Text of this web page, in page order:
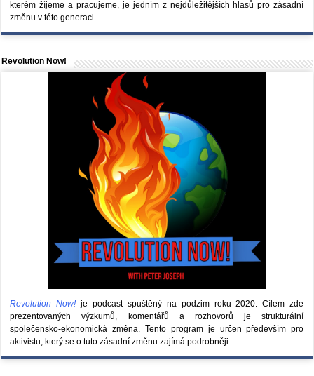
kterém žíjeme a pracujeme, je jedním z nejdůležitějších hlasů pro zásadní
změnu v této generaci.
Revolution Now!
Revolution Now! je podcast spuštěný na podzim roku 2020.Cílem zde
prezentovaných výzkumů, komentářů a rozhovorů je strukturální
společensko-ekonomická změna. Tento program je určen především pro
aktivistu, který se o tuto zásadní změnu zajímá podrobněji.